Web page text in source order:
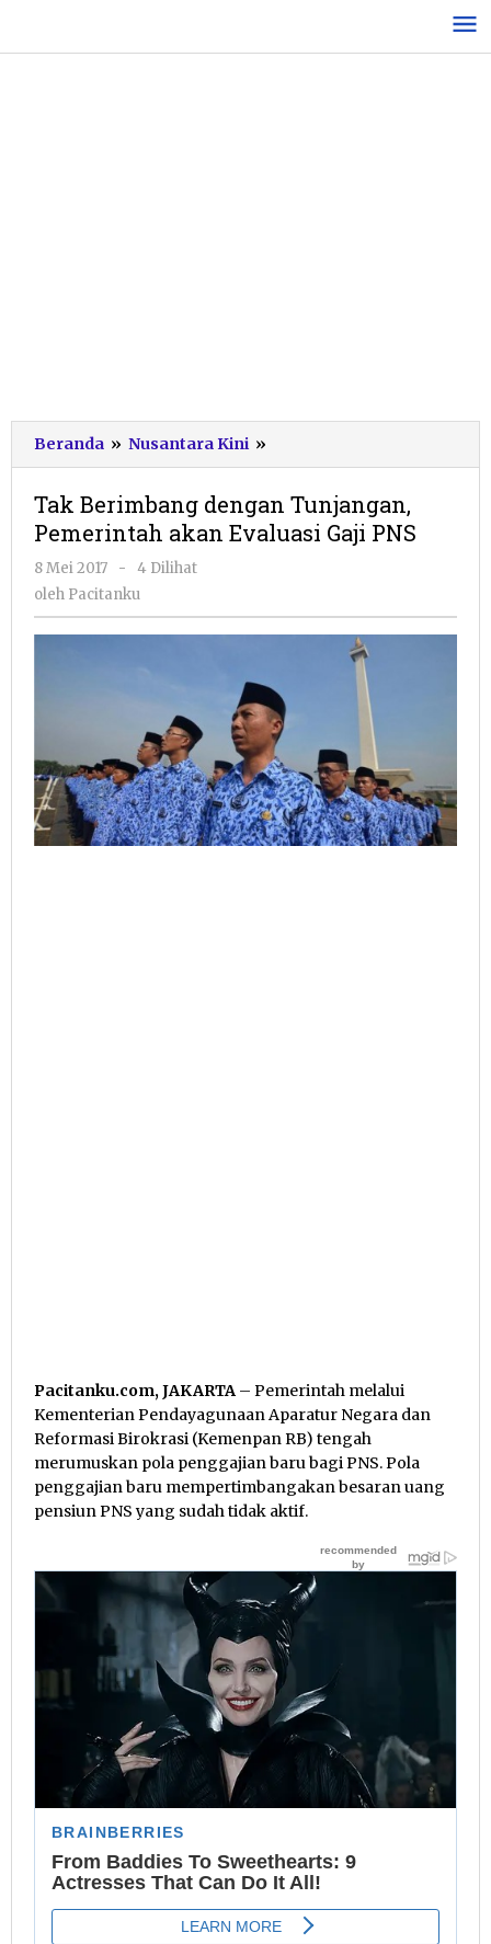
konten
Beranda » Nusantara Kini »
Berimbang
Tunjangan,
Pemerintah
Tak Berimbang dengan Tunjangan,
Pemerintah akan Evaluasi Gaji PNS
8 Mei 2017
oleh
Pacitanku
-
4 Dilihat
oleh Pacitanku
Pacitanku.com, JAKARTA – Pemerintah melalui
Kementerian Pendayagunaan Aparatur Negara dan
Reformasi Birokrasi (Kemenpan RB) tengah
merumuskan pola penggajian baru bagi PNS. Pola
penggajian baru mempertimbangakan besaran uang
pensiun PNS yang sudah tidak aktif.